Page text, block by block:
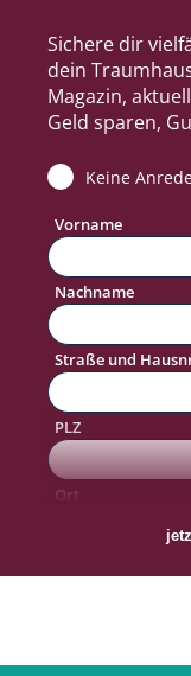
Sichere dir
dein
Magazin,
Geld sparen,
Keine
Vorname
Nachname
Straße und
PLZ
Ort